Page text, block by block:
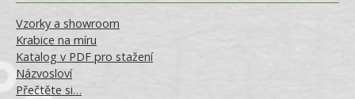
Vzorky a showroom
Krabice na míru
Katalog v PDF pro stažení
Názvosloví
Přečtěte si…